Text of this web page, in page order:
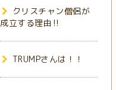
クリスチャン僧侶が
成立する理由‼️
TRUMPさんは！！